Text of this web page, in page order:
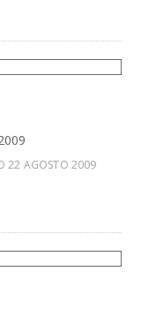
22 AGOSTO 2009